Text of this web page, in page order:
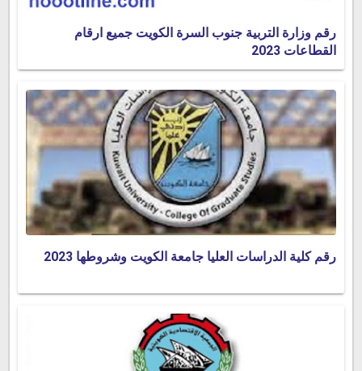
رقم وزارة التربية جنوب السرة الكويت جميع ارقام
القطاعات 2023
رقم كلية الدراسات العليا جامعة الكويت وشروطها 2023